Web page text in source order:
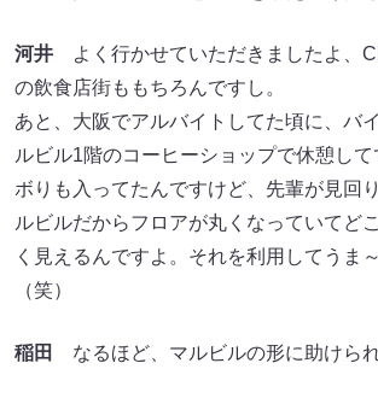
河井 よく行かせていただきましたよ、
の飲食店街ももちろんですし。
あと、大阪でアルバイトしてた頃に、バ
ルビル1階のコーヒーショップで休憩し
ボりも入ってたんですけど、先輩が見回
ルビルだからフロアが丸くなっていてど
く見えるんですよ。それを利用してうま
（笑）
稲田 なるほど、マルビルの形に助けられ